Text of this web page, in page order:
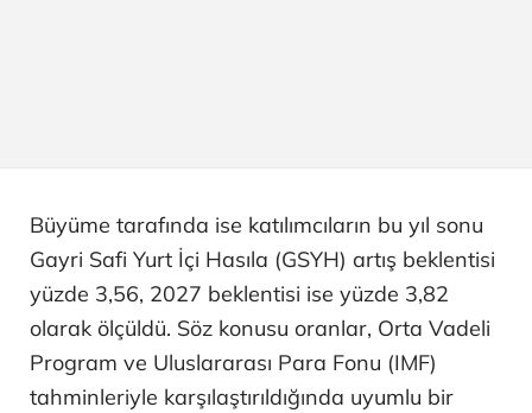
Büyüme tarafında ise katılımcıların bu yıl sonu
Gayri Safi Yurt İçi Hasıla (GSYH) artış beklentisi
yüzde 3,56, 2027 beklentisi ise yüzde 3,82
olarak ölçüldü. Söz konusu oranlar, Orta Vadeli
Program ve Uluslararası Para Fonu (IMF)
tahminleriyle karşılaştırıldığında uyumlu bir